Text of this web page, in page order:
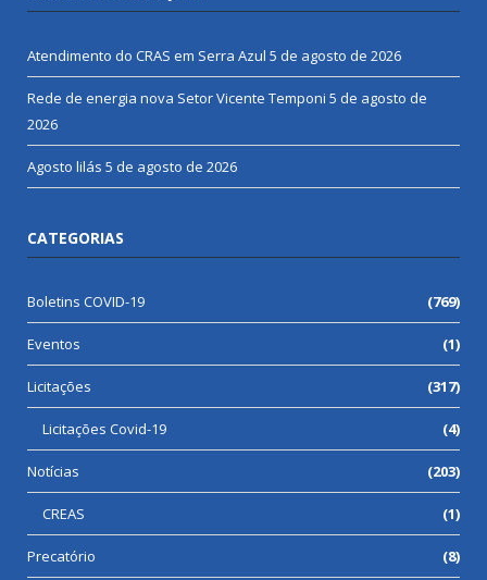
Atendimento do CRAS em Serra Azul 5 de agosto de 2026
Rede de energia nova Setor Vicente Temponi 5 de agosto de
2026
Agosto lilás 5 de agosto de 2026
CATEGORIAS
Boletins COVID-19 (769)
Eventos (1)
Licitações (317)
Licitações Covid-19 (4)
Notícias (203)
CREAS (1)
Precatório (8)